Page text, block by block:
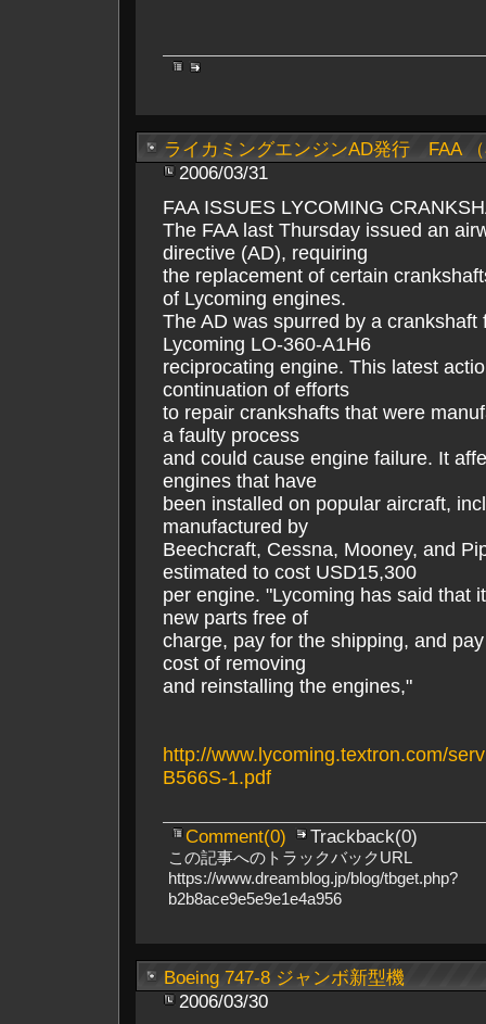
ライカミングエンジンAD発行 FAA
2006/03/31
FAA ISSUES LYCOMING
The FAA last Thursday issued an
directive (AD), requiring
the replacement of certain
of Lycoming engines.
The AD was spurred by a crankshaft
Lycoming LO-360-A1H6
reciprocating engine. This latest
continuation of efforts
to repair crankshafts that were
a faulty process
and could cause engine failure. It
engines that have
been installed on popular aircraft,
manufactured by
Beechcraft, Cessna, Mooney, and
estimated to cost USD15,300
per engine. "Lycoming has said that
new parts free of
charge, pay for the shipping, and
cost of removing
and reinstalling the engines,"
http://www.lycoming.textron.com/
B566S-1.pdf
Comment(0) Trackback(0)
この記事へのトラックバックURL
https://www.dreamblog.jp/blog/tbget.php?
b2b8ace9e5e9e1e4a956
Boeing 747-8 ジャンボ新型機
2006/03/30